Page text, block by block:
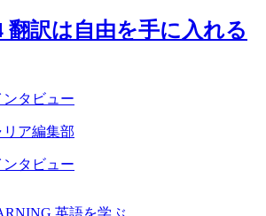
翻訳は自由を手に入れる
タビュー
ア編集部
タビュー
英語を学ぶ